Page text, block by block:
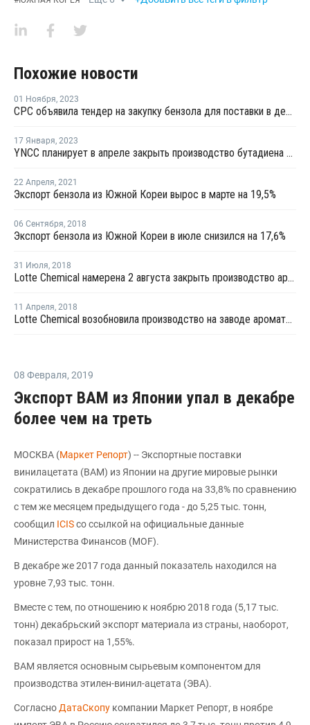
Похожие новости
01 Ноября, 2023
CPC объявила тендер на закупку бензола для поставки в декабре
17 Января, 2023
YNCC планирует в апреле закрыть производство бутадиена на линии №1 в Йосу на ремонт
22 Апреля, 2021
Экспорт бензола из Южной Кореи вырос в марте на 19,5%
06 Сентября, 2018
Экспорт бензола из Южной Кореи в июле снизился на 17,6%
31 Июля, 2018
Lotte Chemical намерена 2 августа закрыть производство ароматических веществ в Даэсане
11 Апреля, 2018
Lotte Chemical возобновила производство на заводе ароматики в Даэсане
08 Февраля, 2019
Экспорт ВАМ из Японии упал в декабре
более чем на треть
МОСКВА (Маркет Репорт) -- Экспортные поставки
винилацетата (ВАМ) из Японии на другие мировые рынки
сократились в декабре прошлого года на 33,8% по сравнению
с тем же месяцем предыдущего года - до 5,25 тыс. тонн,
сообщил ICISсо ссылкой на официальные данные
Министерства Финансов (MOF).
В декабре же 2017 года данный показатель находился на
уровне 7,93 тыс. тонн.
Вместе с тем, по отношению к ноябрю 2018 года (5,17 тыс.
тонн) декабрьский экспорт материала из страны, наоборот,
показал прирост на 1,55%.
ВАМ является основным сырьевым компонентом для
производства этилен-винил-ацетата (ЭВА).
Согласно ДатаСкопу компании Маркет Репорт, в ноябре